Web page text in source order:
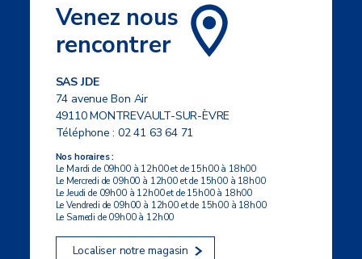
Venez nous
rencontrer
SAS JDE
74 avenue Bon Air
49110 MONTREVAULT-SUR-ÈVRE
Téléphone :02 41 63 64 71
Nos horaires :
Le Mardi de 09h00 à 12h00 et de 15h00 à 18h00
Le Mercredi de 09h00 à 12h00 et de 15h00 à 18h00
Le Jeudi de 09h00 à 12h00 et de 15h00 à 18h00
Le Vendredi de 09h00 à 12h00 et de 15h00 à 18h00
Le Samedi de 09h00 à 12h00
Localiser notre magasin